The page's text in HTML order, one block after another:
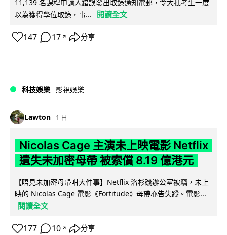
11,139 名課程申請人錯誤發出取錄通知電郵，令大批考生一度
以為獲得學位取錄，事...
閱讀全文
147 17 ↗ 分享
科技娛樂 影視娛樂
Lawton 1 日
Nicolas Cage 主演未上映電影 Netflix
遺失未加密母帶 被索償 8.19 億港元
【唔見未加密母帶咁大件事】Netflix 洛杉磯辦公室被竊，未上
映的 Nicolas Cage 電影《Fortitude》母帶亦告失蹤。電影...
閱讀全文
177 10 ↗ 分享